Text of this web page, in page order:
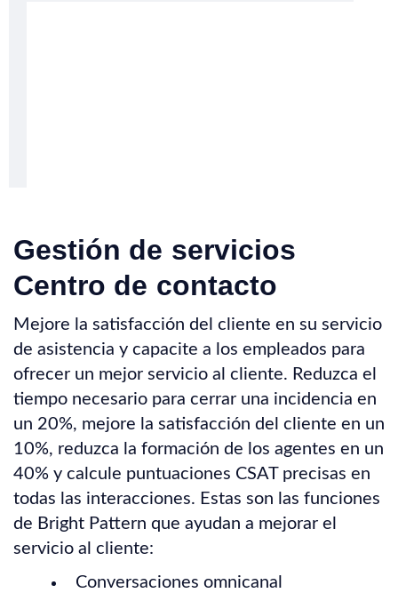
Gestión de servicios
Centro de contacto
Mejore la satisfacción del cliente en su servicio
de asistencia y capacite a los empleados para
ofrecer un mejor servicio al cliente. Reduzca el
tiempo necesario para cerrar una incidencia en
un 20%, mejore la satisfacción del cliente en un
10%, reduzca la formación de los agentes en un
40% y calcule puntuaciones CSAT precisas en
todas las interacciones. Estas son las funciones
de Bright Pattern que ayudan a mejorar el
servicio al cliente:
Conversaciones omnicanal